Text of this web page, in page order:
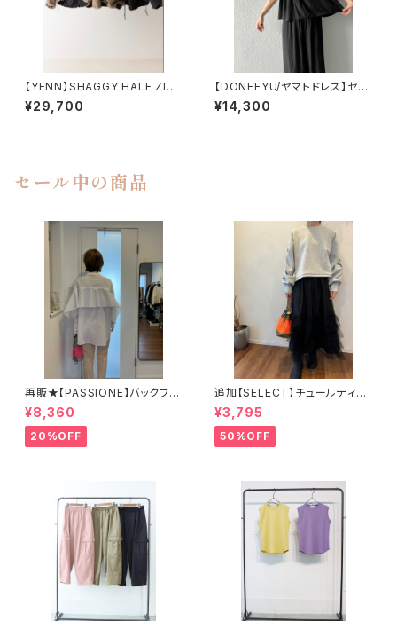
【YENN】SHAGGY HALF ZIP
JK
¥29,700
【DONEEYU/ヤマトドレス】セッ
トアップ可 ヴィンテージデシンノ
ースリーブブラウス
¥14,300
セール中の商品
再販★【PASSIONE】バックフリ
ルシャツチュニック
¥8,360
20%OFF
追加【SELECT】チュールティア
ードスカート 43-0101
¥3,795
50%OFF